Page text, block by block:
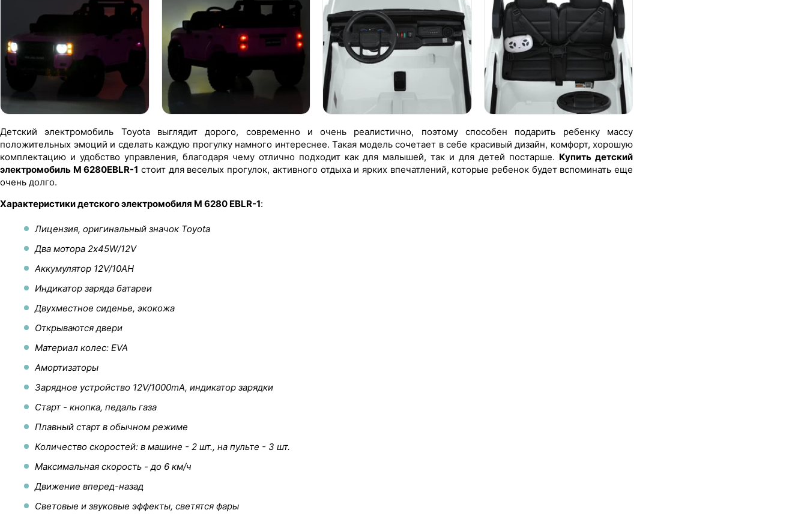
Детский электромобиль Toyota выглядит дорого, современно и очень реалистично, поэтому способен подарить ребенку массу
положительных эмоций и сделать каждую прогулку намного интереснее. Такая модель сочетает в себе красивый дизайн, комфорт, хорошую
комплектацию и удобство управления, благодаря чему отлично подходит как для малышей, так и для детей постарше. Купить детский
электромобиль M 6280EBLR-1 стоит для веселых прогулок, активного отдыха и ярких впечатлений, которые ребенок будет вспоминать еще
очень долго.
Характеристики детского электромобиля M 6280 EBLR-1:
Лицензия, оригинальный значок Toyota
Два мотора 2х45W/12V
Аккумулятор 12V/10AH
Индикатор заряда батареи
Двухместное сиденье, экокожа
Открываются двери
Материал колес: EVA
Амортизаторы
Зарядное устройство 12V/1000mA, индикатор зарядки
Старт - кнопка, педаль газа
Плавный старт в обычном режиме
Количество скоростей: в машине - 2 шт., на пульте - 3 шт.
Максимальная скорость - до 6 км/ч
Движение вперед-назад
Световые и звуковые эффекты, светятся фары